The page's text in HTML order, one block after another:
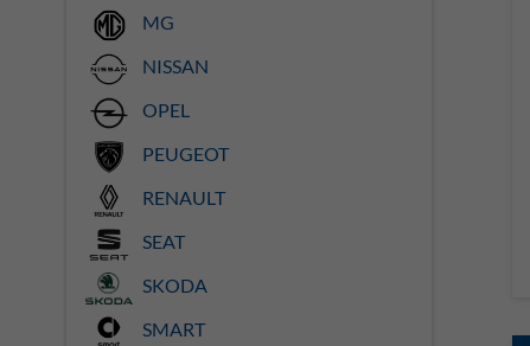
MG
NISSAN
OPEL
PEUGEOT
RENAULT
SEAT
SKODA
SMART